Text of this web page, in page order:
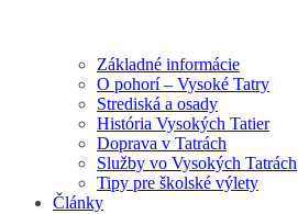
Základné informácie
O pohorí – Vysoké Tatry
Strediská a osady
História Vysokých Tatier
Doprava v Tatrách
Služby vo Vysokých Tatrách
Tipy pre školské výlety
Články